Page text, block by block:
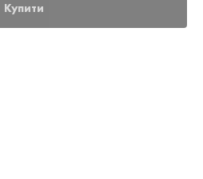
Купити